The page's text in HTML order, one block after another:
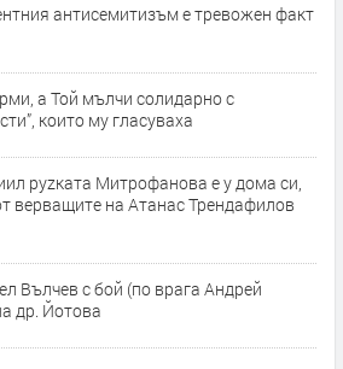
антисемитизъм е тревожен факт
а Той мълчи солидарно с
които му гласуваха
руzката Митрофанова е у дома си,
верващите на Атанас Трендафилов
Вълчев с бой (по врага Андрей
др. Йотова